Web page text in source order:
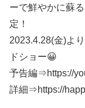
ーで鮮やかに蘇
定！
2023.4.28(金)よ
ドショー😀
予告編⇒https://
詳細⇒https://